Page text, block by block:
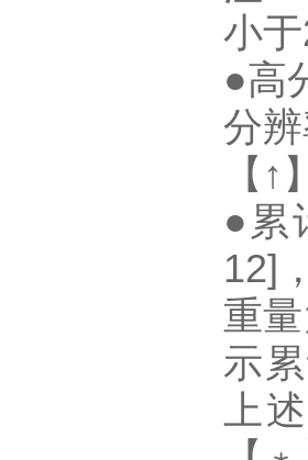
小
●高
分
【
●累
12]
重
示
上